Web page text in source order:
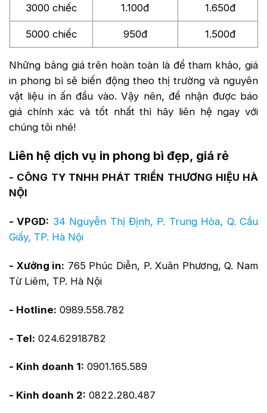
3000 chiếc 1.100đ 1.650đ
5000 chiếc 950đ 1.500đ
Những bảng giá trên hoàn toàn là để tham khảo, giá
in phong bì sẽ biến động theo thị trường và nguyên
vật liệu in ấn đầu vào. Vậy nên, để nhận được báo
giá chính xác và tốt nhất thì hãy liên hệ ngay với
chúng tôi nhé!
Liên hệ dịch vụ in phong bì đẹp, giá rẻ
- CÔNG TY TNHH PHÁT TRIỂN THƯƠNG HIỆU HÀ
NỘI
- VPGD: 34 Nguyễn Thị Định, P. Trung Hòa, Q. Cầu
Giấy, TP. Hà Nội
- Xưởng in: 765 Phúc Diễn, P. Xuân Phương, Q. Nam
Từ Liêm, TP. Hà Nội
- Hotline: 0989.558.782
- Tel: 024.62918782
- Kinh doanh 1: 0901.165.589
- Kinh doanh 2: 0822.280.487